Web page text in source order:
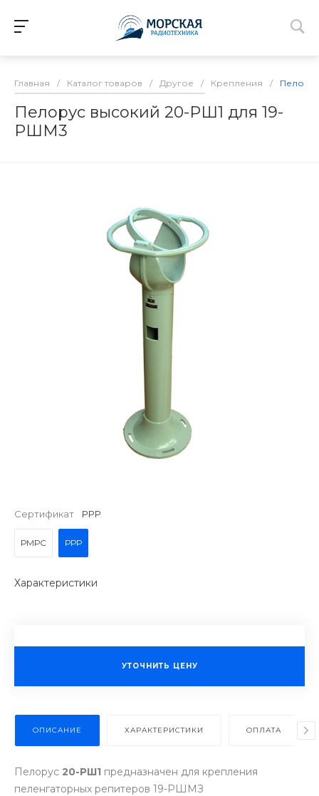
Главная / Каталог товаров / Другое / Крепления /
Пелорус высокий 20-РШ1 для 19-
РШМ3
Сертификат РРР
РМРС РРР
Характеристики
УТОЧНИТЬ ЦЕНУ
ОПИСАНИЕ ХАРАКТЕРИСТИКИ ОПЛАТА
Пелорус 20-РШ1 предназначен для крепления
пеленгаторных репитеров 19-РШМЗ